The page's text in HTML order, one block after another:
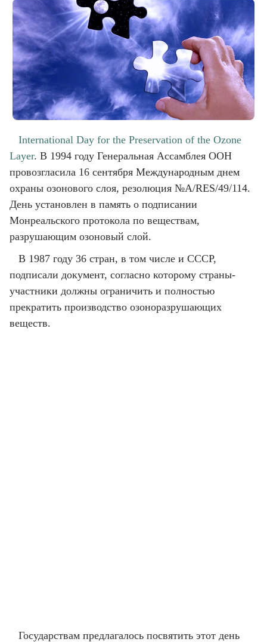
International Day for the Preservation of the Ozone
Layer. В 1994 году Генеральная Ассамблея ООН
провозгласила 16 сентября Международным днем
охраны озонового слоя, резолюция №A/RES/49/114.
День установлен в память о подписании
Монреальского протокола по веществам,
разрушающим озоновый слой.
В 1987 году 36 стран, в том числе и СССР,
подписали документ, согласно которому страны-
участники должны ограничить и полностью
прекратить производство озоноразрушающих
веществ.
Государствам предлагалось посвятить этот день